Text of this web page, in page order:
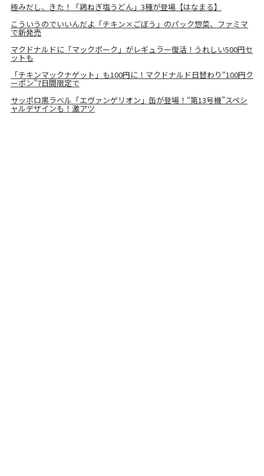
極みだし、きた！「鶏ねぎ塩うどん」3種が登場【はなまる】
こういうのでいいんだよ「チキン×ごぼう」のパック惣菜、ファミマ
で新発売
マクドナルドに「マックポーク」がレギュラー復活！うれしい500円セ
ットも
「チキンマックナゲット」も100円に！マクドナルド日替わり“100円ク
ーポン”7日間限定で
サッポロ黒ラベル「エヴァンゲリオン」缶が登場！“第13号機”スペシ
ャルデザインも！激アツ